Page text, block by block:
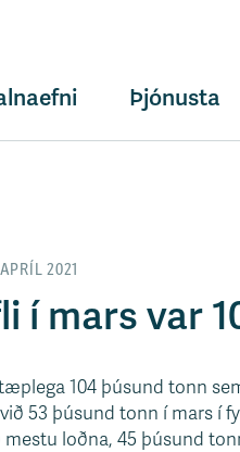
Þjónusta
2021
í mars var
104 þúsund tonn
53 þúsund tonn í mars í
mestu loðna, 45 þúsund